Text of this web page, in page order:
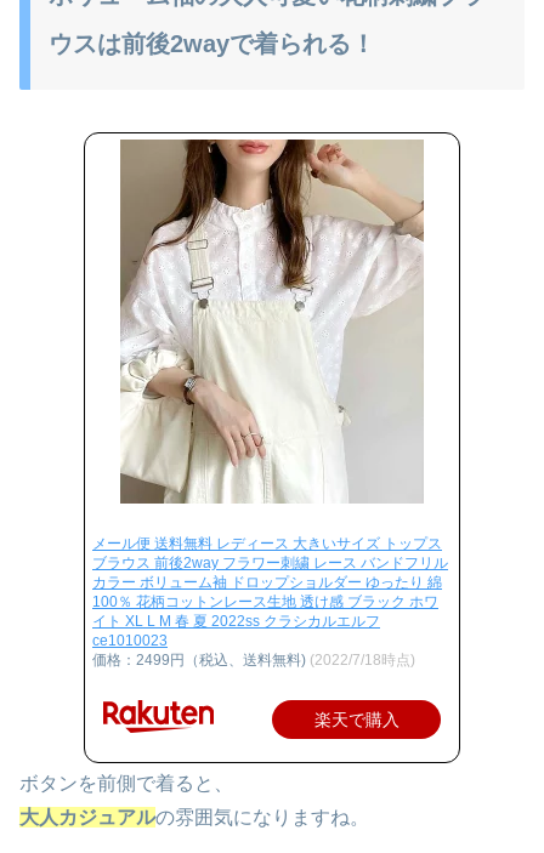
ウスは前後2wayで着られる！
メール便 送料無料 レディース 大きいサイズ トップス
ブラウス 前後2way フラワー刺繍 レース バンドフリル
カラー ボリューム袖 ドロップショルダー ゆったり 綿
100％ 花柄コットンレース生地 透け感 ブラック ホワ
イト XL L M 春 夏 2022ss クラシカルエルフ
ce1010023
価格：2499円（税込、送料無料) (2022/7/18時点)
楽天で購入
ボタンを前側で着ると、
大人カジュアルの雰囲気になりますね。